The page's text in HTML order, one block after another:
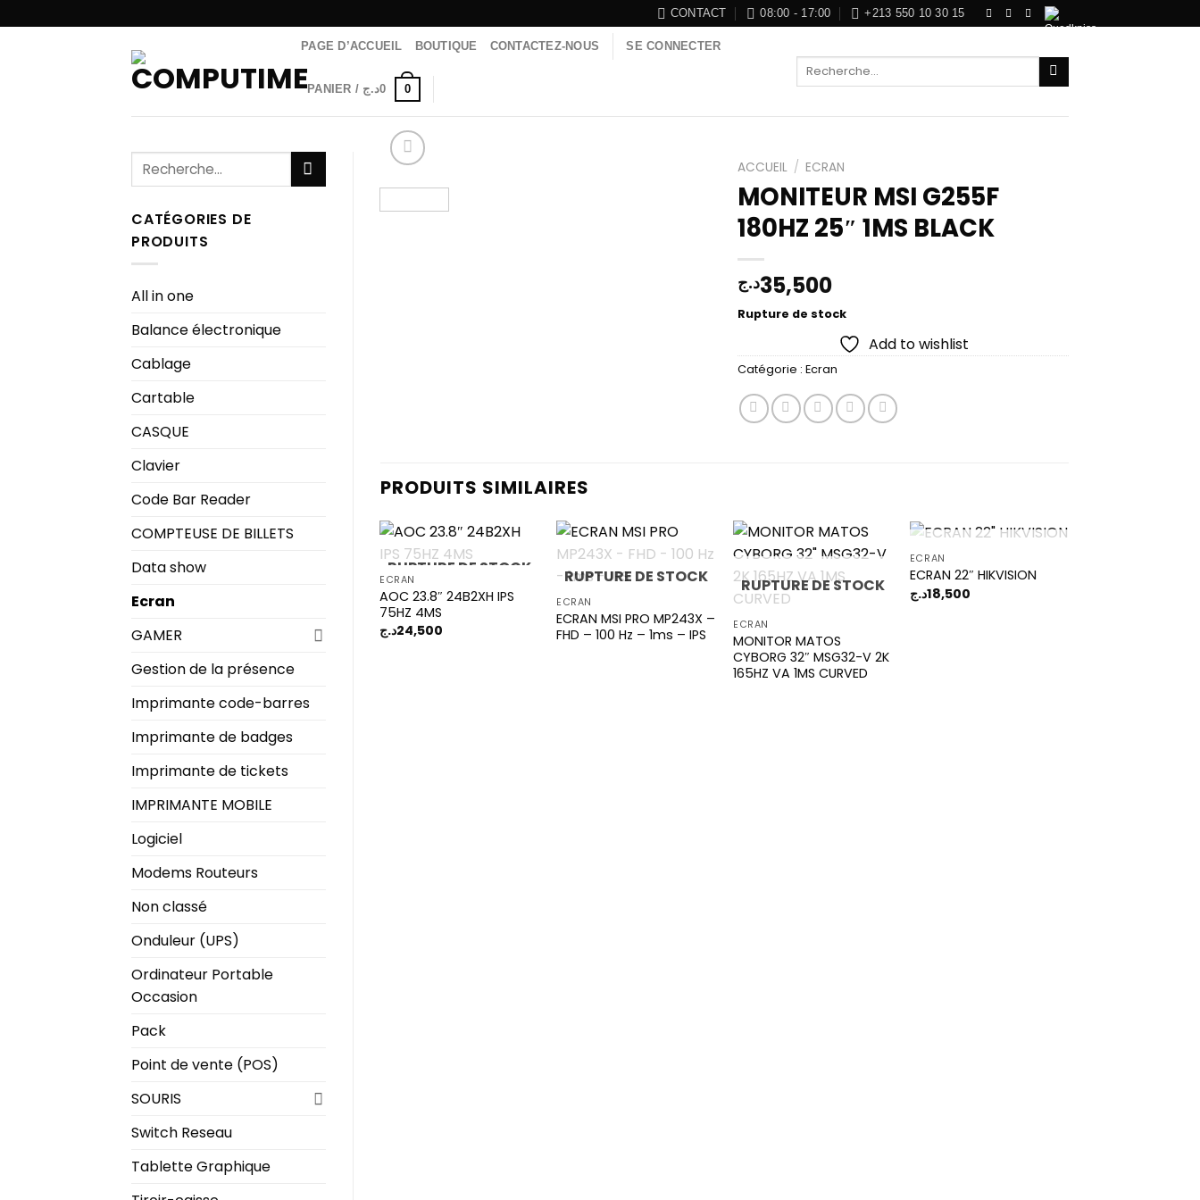
au
CONTACT 08:00 - 17:00 +213 550 10 30 15
PAGE D’ACCUEIL BOUTIQUE CONTACTEZ-NOUS SE CONNECTER
PANIER / 0د.ج 0
Recherche
Recherche
pour :
CATÉGORIES DE
PRODUITS
All in one
Balance électronique
Cablage
Cartable
CASQUE
Clavier
Code Bar Reader
COMPTEUSE DE BILLETS
Data show
Ecran
GAMER
Gestion de la présence
Imprimante code-barres
Imprimante de badges
Imprimante de tickets
IMPRIMANTE MOBILE
Logiciel
Modems Routeurs
Non classé
Onduleur (UPS)
Ordinateur Portable
Occasion
Pack
Point de vente (POS)
SOURIS
Switch Reseau
Tablette Graphique
ACCUEIL / ECRAN
MONITEUR MSI G255F
180HZ 25″ 1MS BLACK
35,500د.ج
Rupture de stock
Add to wishlist
Catégorie :Ecran
PRODUITS SIMILAIRES
Add to
RUPTURE DE STOCK
ECRAN
AOC 23.8″ 24B2XH IPS
75HZ 4MS
24,500د.ج
wishlist
RUPTURE DE STOCK
ECRAN
ECRAN MSI PRO MP243X –
FHD – 100 Hz – 1ms – IPS
RUPTURE DE STOCK
ECRAN
MONITOR MATOS
CYBORG 32″ MSG32-V 2K
165HZ VA 1MS CURVED
RUPTURE DE STOCK
ECRAN
ECRAN 22″ HIKVISION
18,500د.ج